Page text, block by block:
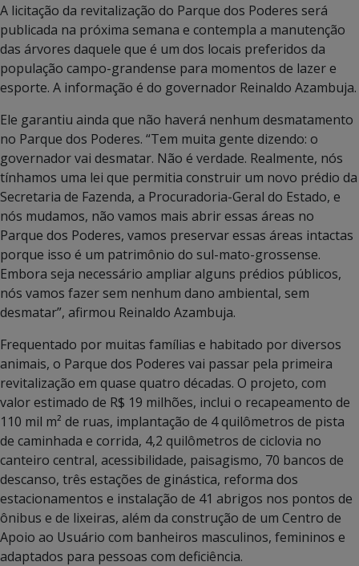
A licitação da revitalização do Parque dos Poderes será
publicada na próxima semana e contempla a manutenção
das árvores daquele que é um dos locais preferidos da
população campo-grandense para momentos de lazer e
esporte. A informação é do governador Reinaldo Azambuja.
Ele garantiu ainda que não haverá nenhum desmatamento
no Parque dos Poderes. “Tem muita gente dizendo: o
governador vai desmatar. Não é verdade. Realmente, nós
tínhamos uma lei que permitia construir um novo prédio da
Secretaria de Fazenda, a Procuradoria-Geral do Estado, e
nós mudamos, não vamos mais abrir essas áreas no
Parque dos Poderes, vamos preservar essas áreas intactas
porque isso é um patrimônio do sul-mato-grossense.
Embora seja necessário ampliar alguns prédios públicos,
nós vamos fazer sem nenhum dano ambiental, sem
desmatar”, afirmou Reinaldo Azambuja.
Frequentado por muitas famílias e habitado por diversos
animais, o Parque dos Poderes vai passar pela primeira
revitalização em quase quatro décadas. O projeto, com
valor estimado de R$ 19 milhões, inclui o recapeamento de
110 mil m² de ruas, implantação de 4 quilômetros de pista
de caminhada e corrida, 4,2 quilômetros de ciclovia no
canteiro central, acessibilidade, paisagismo, 70 bancos de
descanso, três estações de ginástica, reforma dos
estacionamentos e instalação de 41 abrigos nos pontos de
ônibus e de lixeiras, além da construção de um Centro de
Apoio ao Usuário com banheiros masculinos, femininos e
adaptados para pessoas com deficiência.